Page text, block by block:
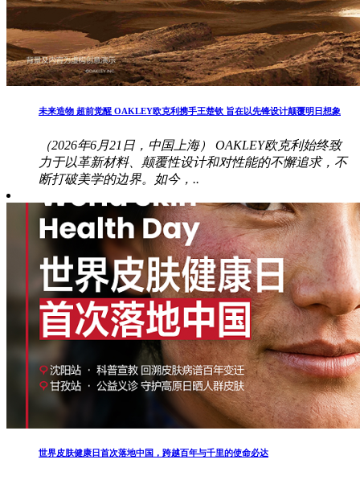
未来造物 超前觉醒 OAKLEY欧克利携手王楚钦 旨在以先锋设计颠覆明日想象
（2026年6月21日，中国上海） OAKLEY欧克利始终致
力于以革新材料、颠覆性设计和对性能的不懈追求，不
断打破美学的边界。如今，..
世界皮肤健康日首次落地中国，跨越百年与千里的使命必达